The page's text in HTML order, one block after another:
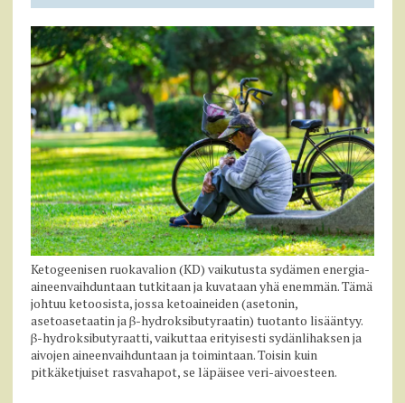
Ketogeenisen ruokavalion (KD) vaikutusta sydämen energia-
aineenvaihduntaan tutkitaan ja kuvataan yhä enemmän. Tämä
johtuu ketoosista, jossa ketoaineiden (asetonin,
asetoasetaatin ja β-hydroksibutyraatin) tuotanto lisääntyy.
β-hydroksibutyraatti, vaikuttaa erityisesti sydänlihaksen ja
aivojen aineenvaihduntaan ja toimintaan. Toisin kuin
pitkäketjuiset rasvahapot, se läpäisee veri-aivoesteen.